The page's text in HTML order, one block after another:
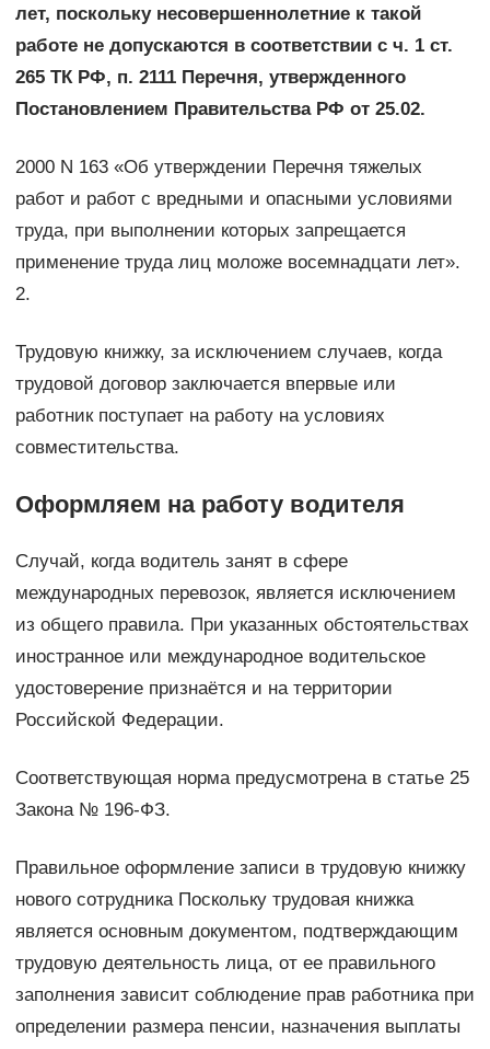
лет, поскольку несовершеннолетние к такой
работе не допускаются в соответствии с ч. 1 ст.
265 ТК РФ, п. 2111 Перечня, утвержденного
Постановлением Правительства РФ от 25.02.
2000 N 163 «Об утверждении Перечня тяжелых
работ и работ с вредными и опасными условиями
труда, при выполнении которых запрещается
применение труда лиц моложе восемнадцати лет».
2.
Трудовую книжку, за исключением случаев, когда
трудовой договор заключается впервые или
работник поступает на работу на условиях
совместительства.
Оформляем на работу водителя
Случай, когда водитель занят в сфере
международных перевозок, является исключением
из общего правила. При указанных обстоятельствах
иностранное или международное водительское
удостоверение признаётся и на территории
Российской Федерации.
Соответствующая норма предусмотрена в статье 25
Закона № 196-ФЗ.
Правильное оформление записи в трудовую книжку
нового сотрудника Поскольку трудовая книжка
является основным документом, подтверждающим
трудовую деятельность лица, от ее правильного
заполнения зависит соблюдение прав работника при
определении размера пенсии, назначения выплаты